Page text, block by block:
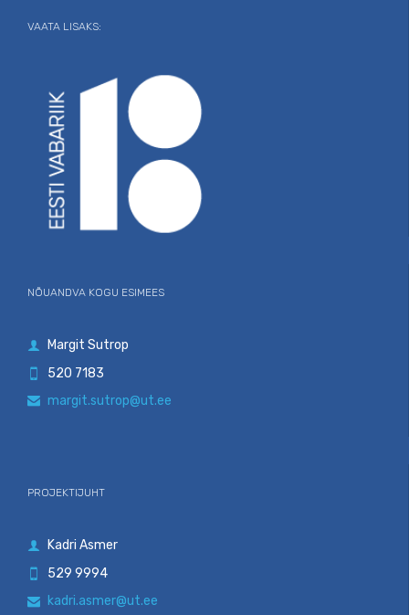
VAATA LISAKS:
NÕUANDVA KOGU ESIMEES
 Margit Sutrop
 520 7183
 margit.sutrop@ut.ee
PROJEKTIJUHT
 Kadri Asmer
529 9994
 kadri.asmer@ut.ee